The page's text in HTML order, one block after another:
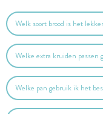
Welk soort brood is het
Welke extra kruiden passen
Welke pan gebruik ik het